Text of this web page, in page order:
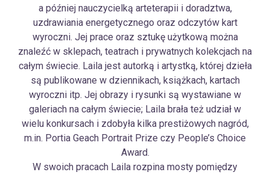
a później nauczycielką arteterapii i doradztwa,
uzdrawiania energetycznego oraz odczytów kart
wyroczni. Jej prace oraz sztukę użytkową można
znaleźć w sklepach, teatrach i prywatnych kolekcjach na
całym świecie. Laila jest autorką i artystką, której dzieła
są publikowane w dziennikach, książkach, kartach
wyroczni itp. Jej obrazy i rysunki są wystawiane w
galeriach na całym świecie; Laila brała też udział w
wielu konkursach i zdobyła kilka prestiżowych nagród,
m.in. Portia Geach Portrait Prize czy People’s Choice
Award.
W swoich pracach Laila rozpina mosty pomiędzy